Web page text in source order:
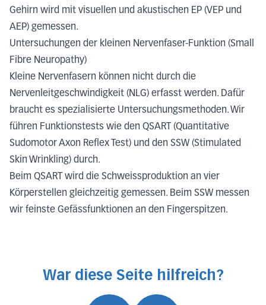
Gehirn wird mit visuellen und akustischen EP (VEP und
AEP) gemessen.
Untersuchungen der kleinen Nervenfaser-Funktion (Small
Fibre Neuropathy)
Kleine Nervenfasern können nicht durch die
Nervenleitgeschwindigkeit (NLG) erfasst werden. Dafür
braucht es spezialisierte Untersuchungsmethoden. Wir
führen Funktionstests wie den QSART (Quantitative
Sudomotor Axon Reflex Test) und den SSW (Stimulated
Skin Wrinkling) durch.
Beim QSART wird die Schweissproduktion an vier
Körperstellen gleichzeitig gemessen. Beim SSW messen
wir feinste Gefässfunktionen an den Fingerspitzen.
War diese Seite hilfreich?